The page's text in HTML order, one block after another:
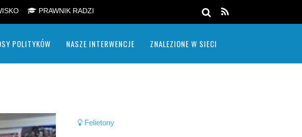
PRAWNIK RADZI
POLITYKÓW NASZE INTERWENCJE ZNALEZIONE W SIECI
Felietony